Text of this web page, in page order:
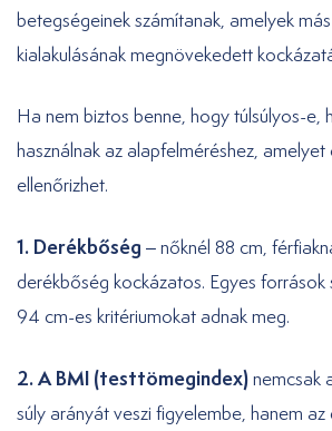
betegségeinek számítanak, amelyek
kialakulásának megnövekedett
Ha nem biztos benne, hogy túlsúlyos-e,
használnak az alapfelméréshez, amelyet
ellenőrizhet.
1. Derékbőség – nőknél 88 cm,
derékbőség kockázatos. Egyes források
94 cm-es kritériumokat adnak meg.
2. A BMI (testtömegindex)nemcsak
súly arányát veszi figyelembe, hanem az